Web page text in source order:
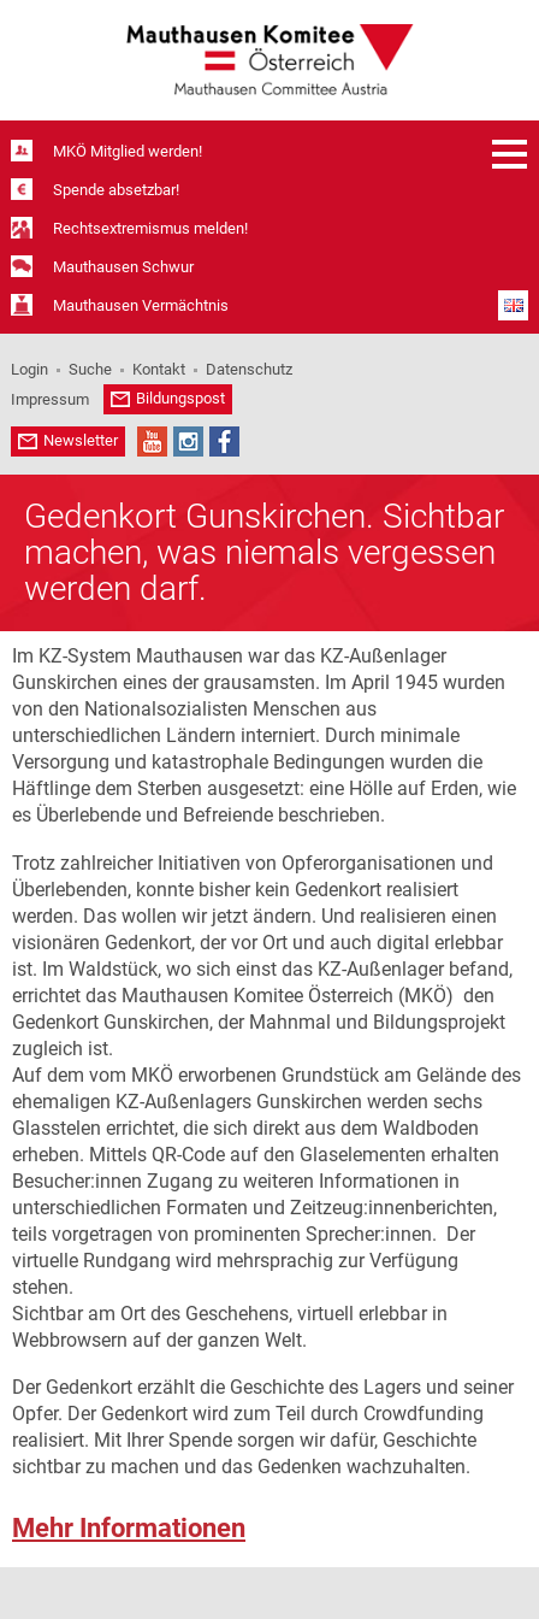
MKÖ Mitglied werden!
Spende absetzbar!
Rechtsextremismus melden!
Mauthausen Schwur
Mauthausen Vermächtnis
Login Suche Kontakt
Datenschutz
Impressum
Bildungspost
Newsletter
Gedenkort Gunskirchen. Sichtbar
machen, was niemals vergessen
werden darf.
Im KZ-System Mauthausen war das KZ-Außenlager
Gunskirchen eines der grausamsten. Im April 1945 wurden
von den Nationalsozialisten Menschen aus
unterschiedlichen Ländern interniert. Durch minimale
Versorgung und katastrophale Bedingungen wurden die
Häftlinge dem Sterben ausgesetzt: eine Hölle auf Erden, wie
es Überlebende und Befreiende beschrieben.
Trotz zahlreicher Initiativen von Opferorganisationen und
Überlebenden, konnte bisher kein Gedenkort realisiert
werden. Das wollen wir jetzt ändern. Und realisieren einen
visionären Gedenkort, der vor Ort und auch digital erlebbar
ist. Im Waldstück, wo sich einst das KZ-Außenlager befand,
errichtet das Mauthausen Komitee Österreich (MKÖ) den
Gedenkort Gunskirchen, der Mahnmal und Bildungsprojekt
zugleich ist.
Auf dem vom MKÖ erworbenen Grundstück am Gelände des
ehemaligen KZ-Außenlagers Gunskirchen werden sechs
Glasstelen errichtet, die sich direkt aus dem Waldboden
erheben. Mittels QR-Code auf den Glaselementen erhalten
Besucher:innen Zugang zu weiteren Informationen in
unterschiedlichen Formaten und Zeitzeug:innenberichten,
teils vorgetragen von prominenten Sprecher:innen. Der
virtuelle Rundgang wird mehrsprachig zur Verfügung
stehen.
Sichtbar am Ort des Geschehens, virtuell erlebbar in
Webbrowsern auf der ganzen Welt.
Der Gedenkort erzählt die Geschichte des Lagers und seiner
Opfer. Der Gedenkort wird zum Teil durch Crowdfunding
realisiert. Mit Ihrer Spende sorgen wir dafür, Geschichte
sichtbar zu machen und das Gedenken wachzuhalten.
Mehr Informationen